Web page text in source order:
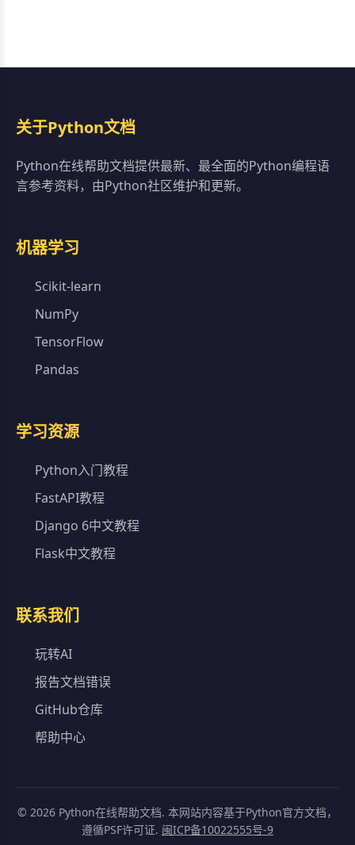
关于Python文档
Python在线帮助文档提供最新、最全面的Python编程语
言参考资料，由Python社区维护和更新。
机器学习
Scikit-learn
NumPy
TensorFlow
Pandas
学习资源
Python入门教程
FastAPI教程
Django 6中文教程
Flask中文教程
联系我们
玩转AI
报告文档错误
GitHub仓库
帮助中心
© 2026 Python在线帮助文档. 本网站内容基于Python官方文档，
遵循PSF许可证. 闽ICP备10022555号-9